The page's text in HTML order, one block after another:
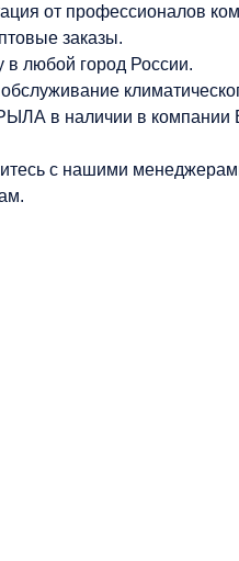
от профессионалов
заказы.
в любой город России.
в наличии в компании
с нашими